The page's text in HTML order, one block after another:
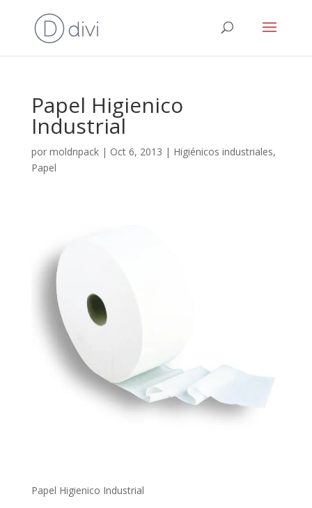
Papel Higienico
Industrial
por moldnpack| Oct 6, 2013 | Higiénicos industriales,
Papel
Papel Higienico Industrial